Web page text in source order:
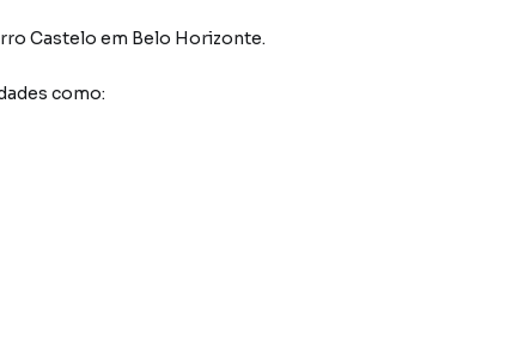
Castelo em Belo Horizonte.
como: